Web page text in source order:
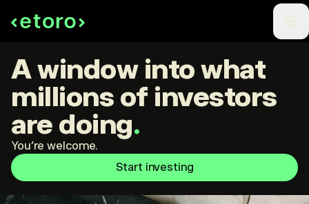
A window into what
millions of investors
are doing.
You're welcome.
Start investing